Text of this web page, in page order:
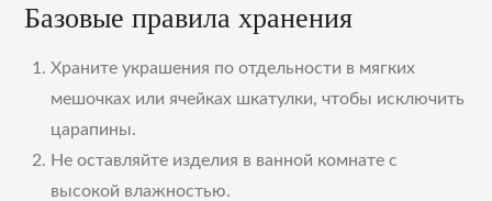
Базовые правила хранения
Храните украшения по отдельности в мягких
мешочках или ячейках шкатулки, чтобы исключить
царапины.
Не оставляйте изделия в ванной комнате с
высокой влажностью.